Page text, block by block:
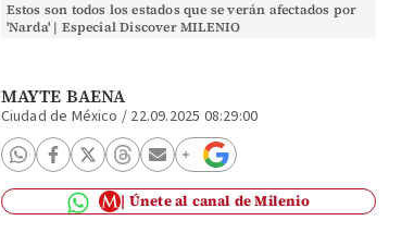
Estos son todos los estados que se verán afectados por
'Narda' | Especial Discover MILENIO
MAYTE BAENA
Ciudad de México / 22.09.2025 08:29:00
Únete al canal de Milenio